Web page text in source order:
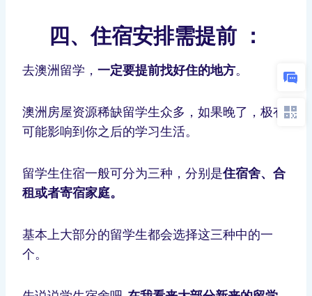
四、住宿安排需提前 ：
去澳洲留学， 一定要提前找好住的地方。
澳洲房屋资源稀缺留学生众多，如果晚了，极有
可能影响到你之后的学习生活。
留学生住宿一般可分为三种，分别是住宿舍、合
租或者寄宿家庭。
基本上大部分的留学生都会选择这三种中的一
个。